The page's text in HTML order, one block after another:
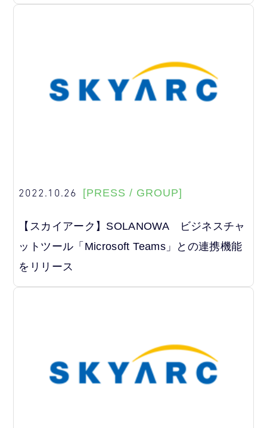
2022.10.26 [PRESS / GROUP]
【スカイアーク】SOLANOWA ビジネスチャ
ットツール「Microsoft Teams」との連携機能
をリリース